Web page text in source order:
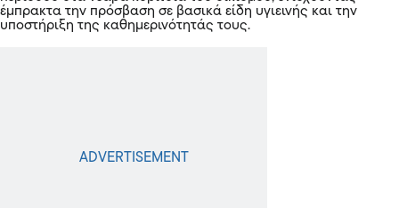
έμπρακτα την πρόσβαση σε βασικά είδη υγιεινής και την
υποστήριξη της καθημερινότητάς τους.